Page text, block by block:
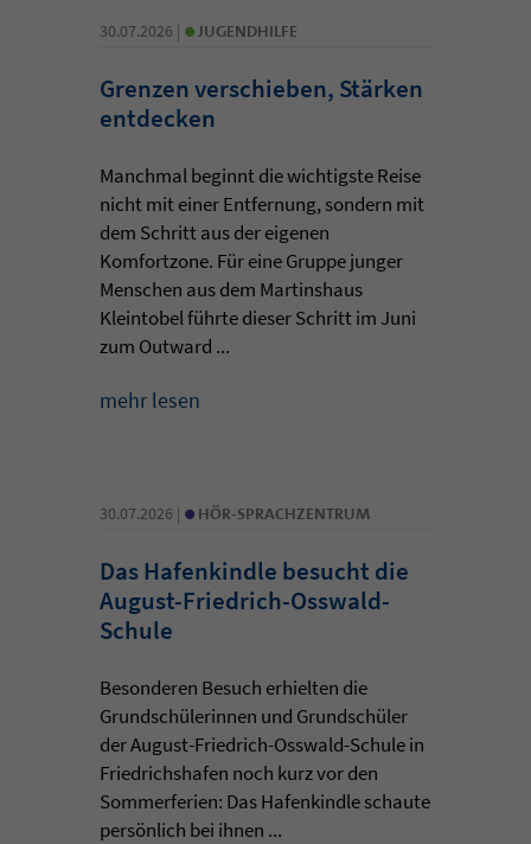
30.07.2026 | • JUGENDHILFE
Grenzen verschieben, Stärken
entdecken
Manchmal beginnt die wichtigste Reise
nicht mit einer Entfernung, sondern mit
dem Schritt aus der eigenen
Komfortzone. Für eine Gruppe junger
Menschen aus dem Martinshaus
Kleintobel führte dieser Schritt im Juni
zum Outward ...
mehr lesen
30.07.2026 | • HÖR-SPRACHZENTRUM
Das Hafenkindle besucht die
August-Friedrich-Osswald-
Schule
Besonderen Besuch erhielten die
Grundschülerinnen und Grundschüler
der August-Friedrich-Osswald-Schule in
Friedrichshafen noch kurz vor den
Sommerferien: Das Hafenkindle schaute
persönlich bei ihnen ...